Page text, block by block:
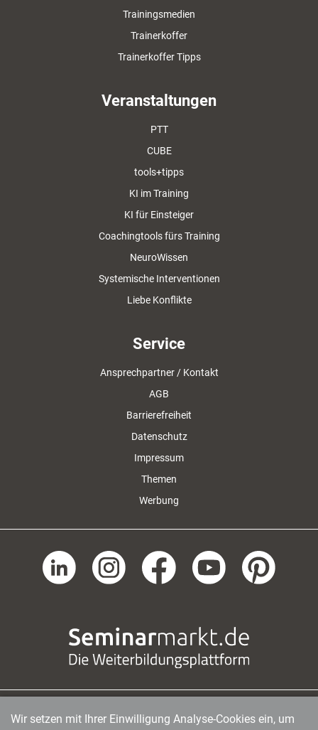
Trainingsmedien
Trainerkoffer
Trainerkoffer Tipps
Veranstaltungen
PTT
CUBE
tools+tipps
KI im Training
KI für Einsteiger
Coachingtools fürs Training
NeuroWissen
Systemische Interventionen
Liebe Konflikte
Service
Ansprechpartner / Kontakt
AGB
Barrierefreiheit
Datenschutz
Impressum
Themen
Werbung
managerSeminare Verlags GmbH | Endenicher Str. 41
|
Wir setzen mit Ihrer Einwilligung Analyse-Cookies ein, um